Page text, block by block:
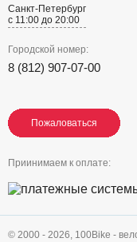
Санкт-Петербург
с 11:00 до 20:00
Городской номер:
8 (812) 907-07-00
Пожаловаться
Пожаловаться
Пожаловаться
Приинимаем к оплате:
© 2000 - 2026, 100Bike -